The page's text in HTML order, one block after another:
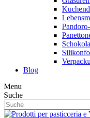
Blog
Menu
Suche